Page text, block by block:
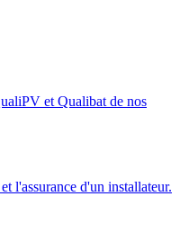
et Qualibat de nos
l'assurance d'un installateur.